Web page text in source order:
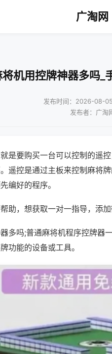
广淘网
机用控牌神器多吗
发布时间：2026-08-
发布者：广淘
是要购买一台可以控制的遥
遥控是通过主板来控制麻将
编好的程序。
助，想获取一对一指导，添
多吗;普通麻将机程序控牌器
功能的设备或工具。